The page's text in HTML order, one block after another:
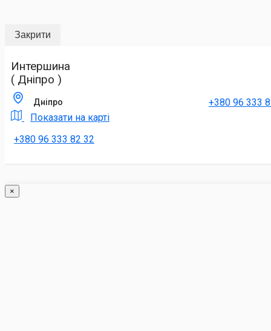
Закрити
Интершина
( Дніпро )
Дніпро
Показати на карті
+380 96 333 82 32
+380 96 333
×